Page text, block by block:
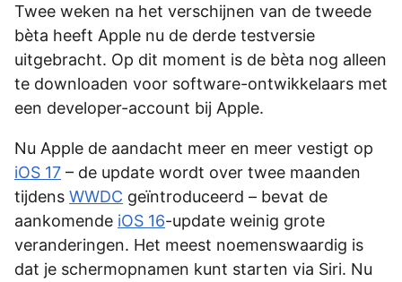
Twee weken na het verschijnen van de tweede
bèta heeft Apple nu de derde testversie
uitgebracht. Op dit moment is de bèta nog alleen
te downloaden voor software-ontwikkelaars met
een developer-account bij Apple.
Nu Apple de aandacht meer en meer vestigt op
iOS 17 – de update wordt over twee maanden
tijdens WWDC geïntroduceerd – bevat de
aankomende iOS 16-update weinig grote
veranderingen. Het meest noemenswaardig is
dat je schermopnamen kunt starten via Siri. Nu